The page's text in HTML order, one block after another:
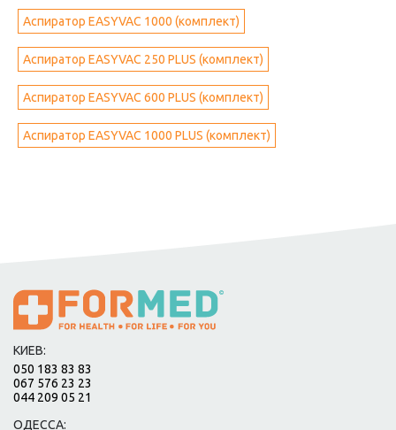
Аспиратор EASYVAC 1000 (комплект)
Аспиратор EASYVAC 250 PLUS (комплект)
Аспиратор EASYVAC 600 PLUS (комплект)
Аспиратор EASYVAC 1000 PLUS (комплект)
КИЕВ:
050 183 83 83
067 576 23 23
044 209 05 21
ОДЕССА: